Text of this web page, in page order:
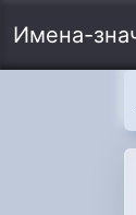
Имена-